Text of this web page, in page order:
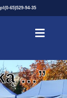
(0-65)529-94-35
…”